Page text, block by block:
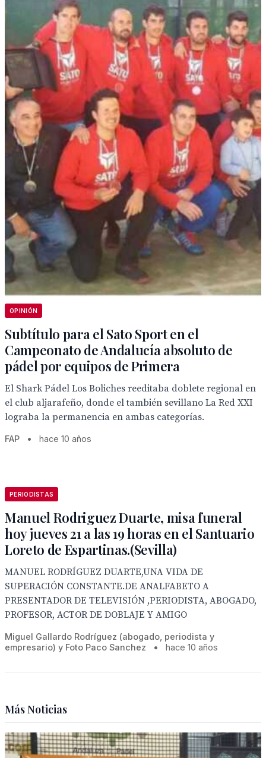
OPINIÓN
Subtítulo para el Sato Sport en el
Campeonato de Andalucía absoluto de
pádel por equipos de Primera
El Shark Pádel Los Boliches reeditaba doblete regional en
el club aljarafeño, donde el también sevillano La Red XXI
lograba la permanencia en ambas categorías.
FAP • hace 10 años
PERIODISTAS
Manuel Rodriguez Duarte, misa funeral
hoy jueves 21 a las 19 horas en el Santuario
Loreto de Espartinas.(Sevilla)
MANUEL RODRÍGUEZ DUARTE,UNA VIDA DE
SUPERACIÓN CONSTANTE.DE ANALFABETO A
PRESENTADOR DE TELEVISIÓN ,PERIODISTA, ABOGADO,
PROFESOR, ACTOR DE DOBLAJE Y AMIGO
Miguel Gallardo Rodríguez (abogado, periodista y
empresario) y Foto Paco Sanchez
• hace 10 años
Más Noticias